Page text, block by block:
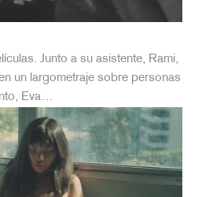
Junto a su asistente, Rami,
un largometraje sobre personas
Eva…